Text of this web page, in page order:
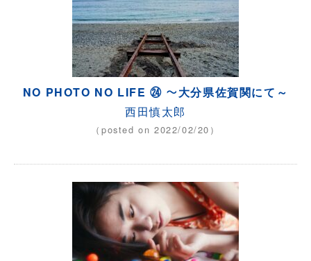
NO PHOTO NO LIFE ㉔ ～大分県佐賀関にて～
西田慎太郎
（posted on 2022/02/20）